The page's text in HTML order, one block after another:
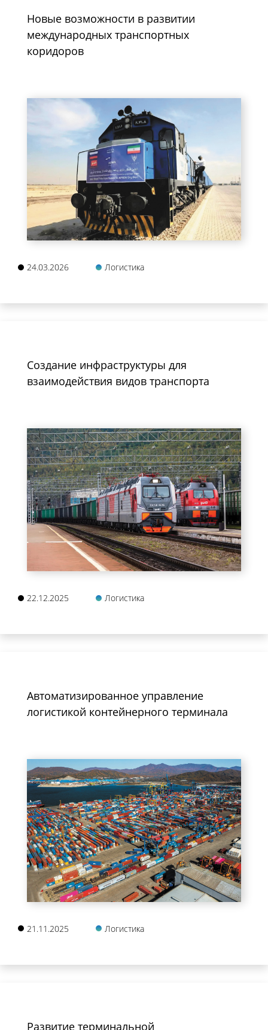
Новые возможности в развитии
международных транспортных
коридоров
24.03.2026 Логистика
Создание инфраструктуры для
взаимодействия видов транспорта
22.12.2025 Логистика
Автоматизированное управление
логистикой контейнерного терминала
21.11.2025 Логистика
Развитие терминальной